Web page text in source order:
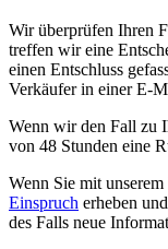
Wir überprüfen Ihren
treffen wir eine
einen Entschluss
Verkäufer in einer E-
Wenn wir den Fall zu
von 48 Stunden eine
Wenn Sie mit
Einspruch erheben
des Falls neue